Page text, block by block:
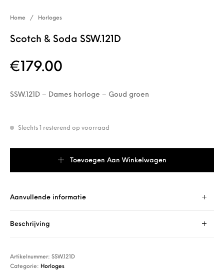
Home / Horloges
Scotch & Soda SSW.121D
€ 179.00
SSW.121D – Dames horloge – Goud groen
Slechts 1 resterend op voorraad
Toevoegen Aan Winkelwagen
Aanvullende informatie
Beschrijving
Artikelnummer:SSW.121D
Categorie: Horloges